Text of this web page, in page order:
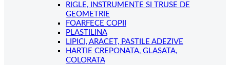
RIGLE, INSTRUMENTE SI TRUSE DE
GEOMETRIE
FOARFECE COPII
PLASTILINA
LIPICI, ARACET, PASTILE ADEZIVE
HARTIE CREPONATA, GLASATA,
COLORATA